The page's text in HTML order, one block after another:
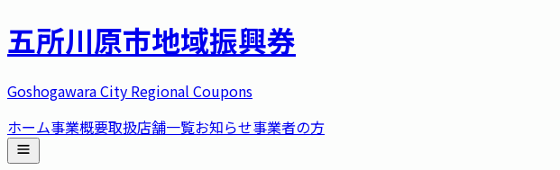
五所川原市地域振興券
Goshogawara City Regional Coupons
ホーム事業概要取扱店舗一覧お知らせ事業者の方